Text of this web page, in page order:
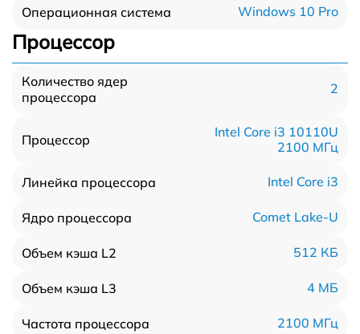
Операционная система Windows 10 Pro
Процессор
Количество ядер
процессора
2
Процессор
Intel Core i3 10110U
2100 МГц
Линейка процессора Intel Core i3
Ядро процессора Comet Lake-U
Объем кэша L2 512 КБ
Объем кэша L3 4 МБ
Частота процессора 2100 МГц